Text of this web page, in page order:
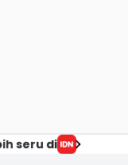
seru di